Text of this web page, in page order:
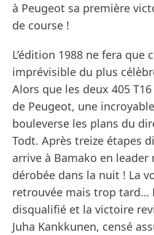
à Peugeot sa première
de course !
L’édition 1988 ne fera
imprévisible du plus
Alors que les deux 405
de Peugeot, une
bouleverse les plans du
Todt. Après treize étapes
arrive à Bamako en leader
dérobée dans la nuit ! La
retrouvée mais trop tard…
disqualifié et la victoire
Juha Kankkunen, censé